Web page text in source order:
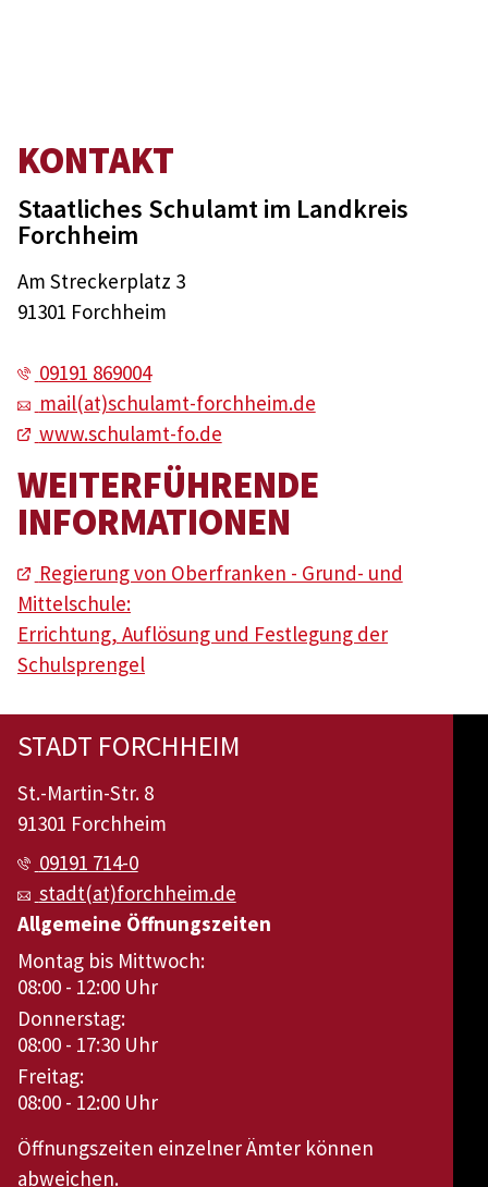
KONTAKT
Staatliches Schulamt im Landkreis
Forchheim
Am Streckerplatz 3
91301 Forchheim
09191 869004
mail(at)schulamt-forchheim.de
www.schulamt-fo.de
WEITERFÜHRENDE
INFORMATIONEN
Regierung von Oberfranken - Grund- und
Mittelschule:
Errichtung, Auflösung und Festlegung der
Schulsprengel
STADT FORCHHEIM
St.-Martin-Str. 8
91301 Forchheim
09191 714-0
stadt(at)forchheim.de
Allgemeine Öffnungszeiten
Montag bis Mittwoch:
08:00 - 12:00 Uhr
Donnerstag:
08:00 - 17:30 Uhr
Freitag:
08:00 - 12:00 Uhr
Öffnungszeiten einzelner Ämter können
abweichen.